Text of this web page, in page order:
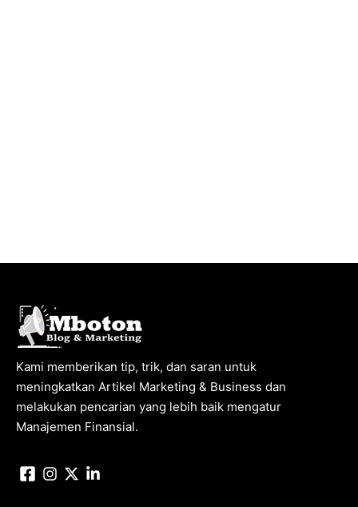
Kami memberikan tip, trik, dan saran untuk
meningkatkan Artikel Marketing & Business dan
melakukan pencarian yang lebih baik mengatur
Manajemen Finansial.